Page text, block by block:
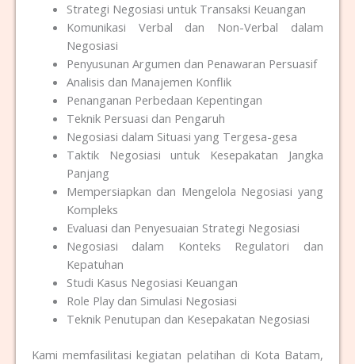
Strategi Negosiasi untuk Transaksi Keuangan
Komunikasi Verbal dan Non-Verbal dalam
Negosiasi
Penyusunan Argumen dan Penawaran Persuasif
Analisis dan Manajemen Konflik
Penanganan Perbedaan Kepentingan
Teknik Persuasi dan Pengaruh
Negosiasi dalam Situasi yang Tergesa-gesa
Taktik Negosiasi untuk Kesepakatan Jangka
Panjang
Mempersiapkan dan Mengelola Negosiasi yang
Kompleks
Evaluasi dan Penyesuaian Strategi Negosiasi
Negosiasi dalam Konteks Regulatori dan
Kepatuhan
Studi Kasus Negosiasi Keuangan
Role Play dan Simulasi Negosiasi
Teknik Penutupan dan Kesepakatan Negosiasi
Kami memfasilitasi kegiatan pelatihan di Kota Batam,